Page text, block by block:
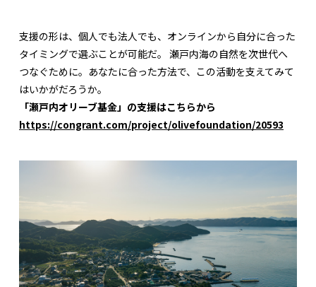
支援の形は、個人でも法人でも、オンラインから自分に合った
タイミングで選ぶことが可能だ。 瀬戸内海の自然を次世代へ
つなぐために。あなたに合った方法で、この活動を支えてみて
はいかがだろうか。
「瀬戸内オリーブ基金」の支援はこちらから
https://congrant.com/project/olivefoundation/20593